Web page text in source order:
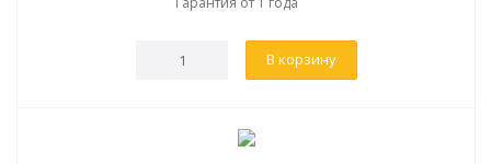
В корзину